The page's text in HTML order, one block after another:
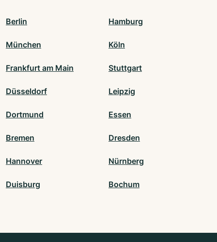
Berlin Hamburg
München Köln
Frankfurt am Main Stuttgart
Düsseldorf Leipzig
Dortmund Essen
Bremen Dresden
Hannover Nürnberg
Duisburg Bochum